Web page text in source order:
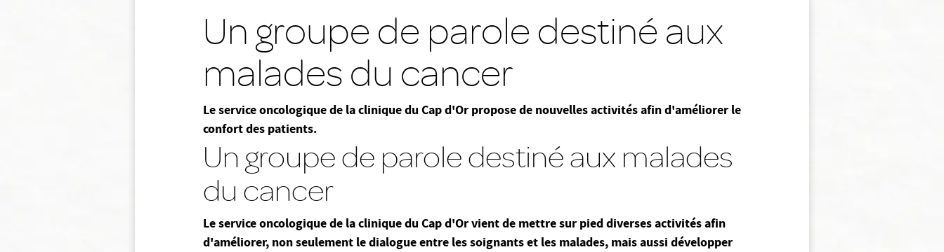
Un groupe de parole destiné aux
malades du cancer
Le service oncologique de la clinique du Cap d'Or propose de nouvelles activités afin d'améliorer le
confort des patients.
Un groupe de parole destiné aux malades
du cancer
Le service oncologique de la clinique du Cap d'Or vient de mettre sur pied diverses activités afin
d'améliorer, non seulement le dialogue entre les soignants et les malades, mais aussi développer